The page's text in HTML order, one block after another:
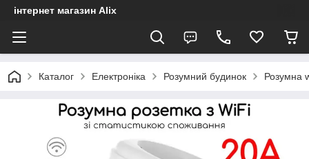
інтернет магазин Alix
Каталог Електроніка Розумний будинок Розумна